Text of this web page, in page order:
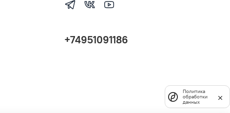
+74951091186
Политика
обработки
данных